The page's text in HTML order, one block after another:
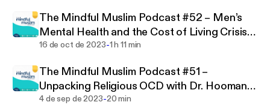
The Mindful Muslim Podcast #52 – Men’s
Mental Health and the Cost of Living Crisis
with Jamilla Hekmoun
16 de oct de 2023-1 h 11 min
The Mindful Muslim Podcast #51 –
Unpacking Religious OCD with Dr. Hooman
Keshavarzi
4 de sep de 2023-20 min